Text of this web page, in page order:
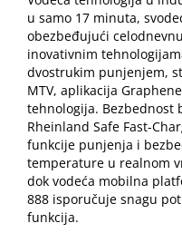
u samo 17 minuta,
obezbeđujući
inovativnim
dvostrukim punjenjem,
MTV, aplikacija
tehnologija. Bezbednost
Rheinland Safe Fast-
funkcije punjenja i
temperature u realnom
dok vodeća mobilna
888 isporučuje snagu
funkcija.